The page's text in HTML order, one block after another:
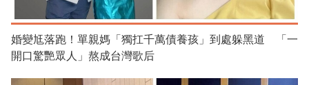
婚變尪落跑！單親媽「獨扛千萬債養孩」到處躲黑道 「一
開口驚艷眾人」熬成台灣歌后